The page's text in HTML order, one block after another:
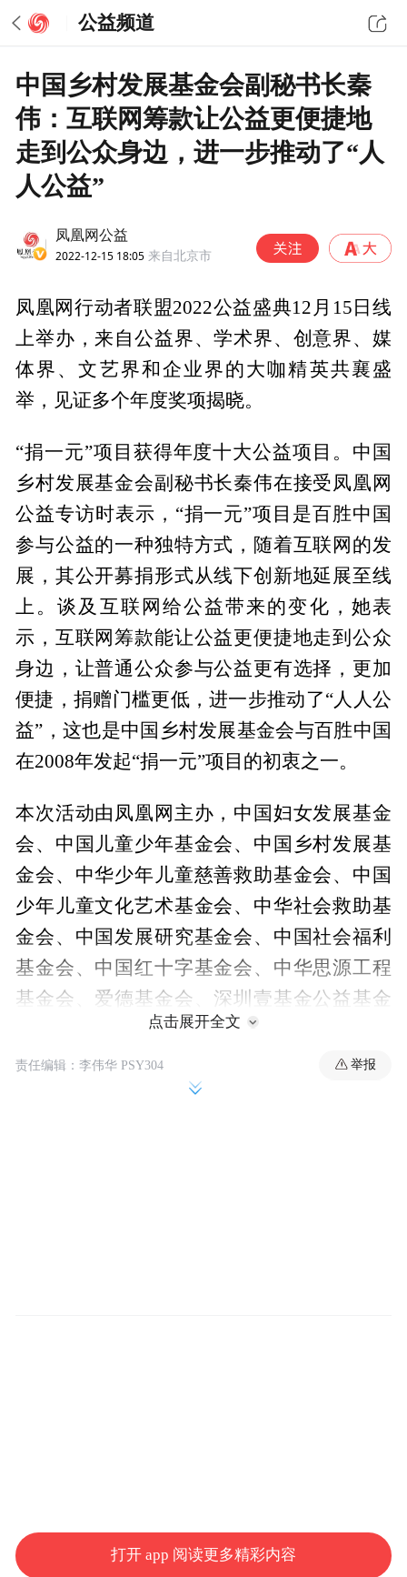
公益频道
中国乡村发展基金会副秘书长秦
伟：互联网筹款让公益更便捷地
走到公众身边，进一步推动了“人
人公益”
凤凰网公益
2022-12-15 18:05 来自北京市
凤凰网行动者联盟2022公益盛典12月15日线
上举办，来自公益界、学术界、创意界、媒
体界、文艺界和企业界的大咖精英共襄盛
举，见证多个年度奖项揭晓。
“捐一元”项目获得年度十大公益项目。中国
乡村发展基金会副秘书长秦伟在接受凤凰网
公益专访时表示，“捐一元”项目是百胜中国
参与公益的一种独特方式，随着互联网的发
展，其公开募捐形式从线下创新地延展至线
上。谈及互联网给公益带来的变化，她表
示，互联网筹款能让公益更便捷地走到公众
身边，让普通公众参与公益更有选择，更加
便捷，捐赠门槛更低，进一步推动了“人人公
益”，这也是中国乡村发展基金会与百胜中国
在2008年发起“捐一元”项目的初衷之一。
本次活动由凤凰网主办，中国妇女发展基金
会、中国儿童少年基金会、中国乡村发展基
金会、中华少年儿童慈善救助基金会、中国
少年儿童文化艺术基金会、中华社会救助基
金会、中国发展研究基金会、中国社会福利
基金会、中国红十字基金会、中华思源工程
基金会、爱德基金会、深圳壹基金公益基金
会提供联合支持，深圳国际公益学院、长江
商学院、北师大中国公益研究院、北京大学
非营利组织法研究中心、中国科学院心理研
点击展开全文
责任编辑：李伟华 PSY304 举报
打开 app 阅读更多精彩内容